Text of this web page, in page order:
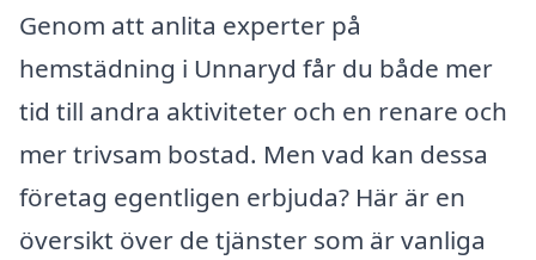
Genom att anlita experter på
hemstädning i Unnaryd får du både mer
tid till andra aktiviteter och en renare och
mer trivsam bostad. Men vad kan dessa
företag egentligen erbjuda? Här är en
översikt över de tjänster som är vanliga